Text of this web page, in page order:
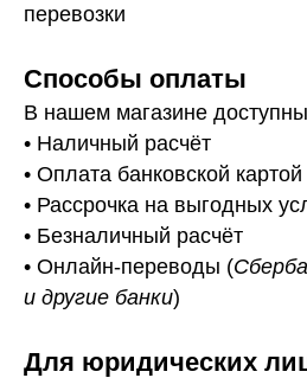
перевозки
Способы оплаты
В нашем магазине
• Наличный расчёт
• Оплата банковской картой
• Рассрочка на выгодных
• Безналичный расчёт
• Онлайн-переводы (
и другие банки)
Для юридических